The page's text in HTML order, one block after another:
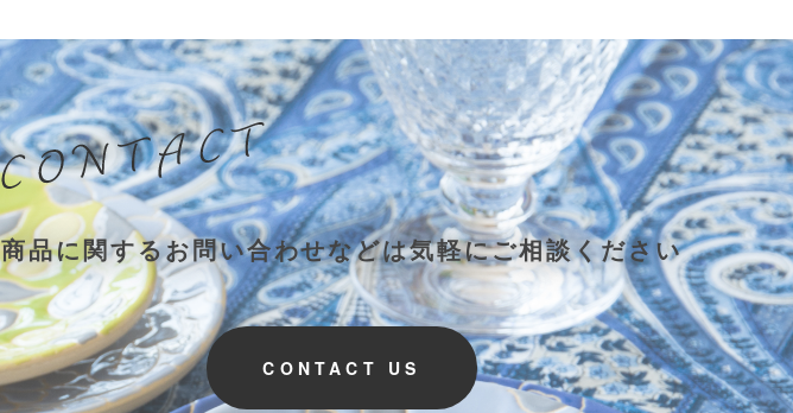
商品に関するお問い合わせなどは気軽にご相談ください
CONTACT US